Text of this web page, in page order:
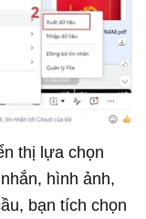
thị lựa chọn
hình ảnh,
bạn tích chọn